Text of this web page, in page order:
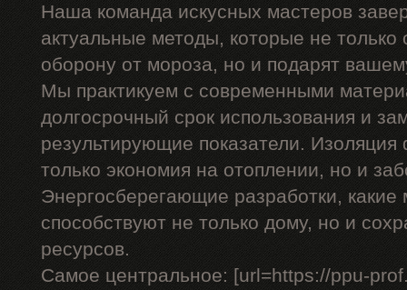
Наша команда искусных мастеров
актуальные методы, которые не только
оборону от мороза, но и подарят
Мы практикуем с современными
долгосрочный срок использования и
результирующие показатели.
только экономия на отоплении, но и
Энергосберегающие разработки,
способствуют не только дому, но и
ресурсов.
Самое центральное: [url=https://ppu-